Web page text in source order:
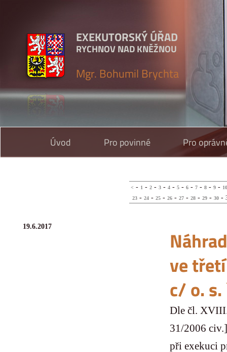
EXEKUTORSKÝ ÚŘAD
RYCHNOV NAD KNĚŽNOU
Mgr. Bohumil Brychta
Úvod Pro povinné Pro
< - 1- 2- 3- 4- 5- 6- 7- 8- 9- 10
23 - 24 - 25 - 26 - 27 - 28 - 29 - 30 -
19.6.2017
ve
c/ o. s.
Dle čl.
31/2006
při exekuci